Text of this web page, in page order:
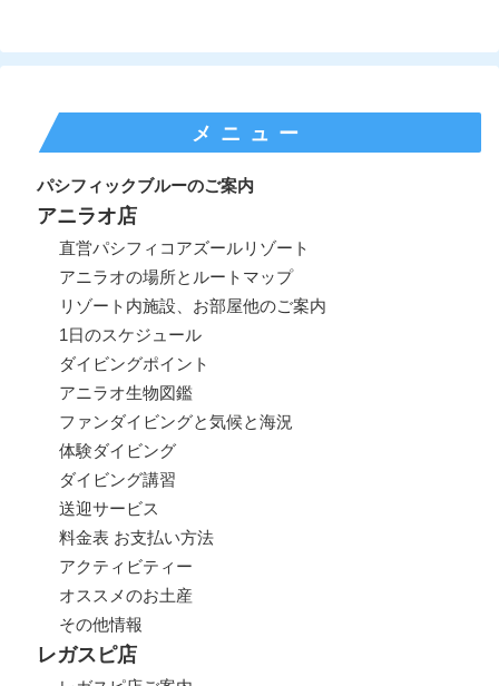
メニュー
パシフィックブルーのご案内
アニラオ店
直営パシフィコアズールリゾート
アニラオの場所とルートマップ
リゾート内施設、お部屋他のご案内
1日のスケジュール
ダイビングポイント
アニラオ生物図鑑
ファンダイビングと気候と海況
体験ダイビング
ダイビング講習
送迎サービス
料金表 お支払い方法
アクティビティー
オススメのお土産
その他情報
レガスピ店